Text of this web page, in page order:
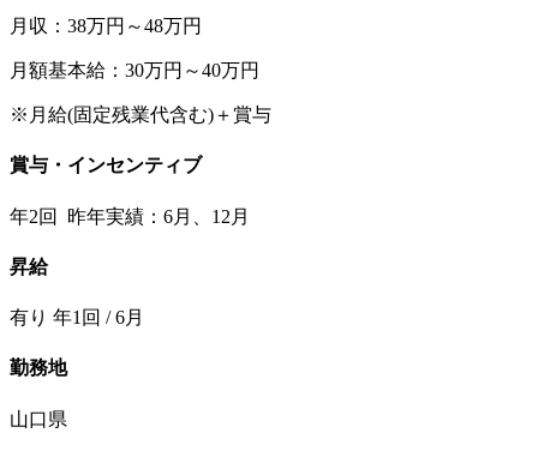
月収：38万円～48万円
月額基本給：30万円～40万円
※月給(固定残業代含む)＋賞与
賞与・インセンティブ
年2回 昨年実績：6月、12月
昇給
有り 年1回 / 6月
勤務地
山口県